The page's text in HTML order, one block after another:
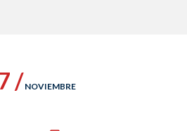
/ NOVIEMBRE